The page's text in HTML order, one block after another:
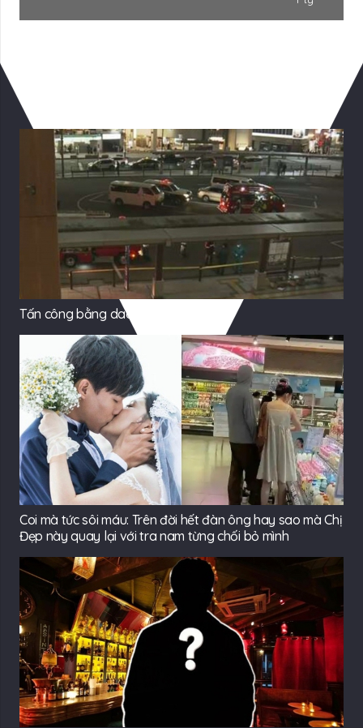
Tấn công bằng dao tại Nhật Bản
Coi mà tức sôi máu: Trên đời hết đàn ông hay sao mà Chị
Đẹp này quay lại với tra nam từng chối bỏ mình